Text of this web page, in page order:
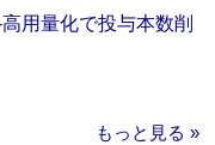
用量化で投与本数削
もっと見る »